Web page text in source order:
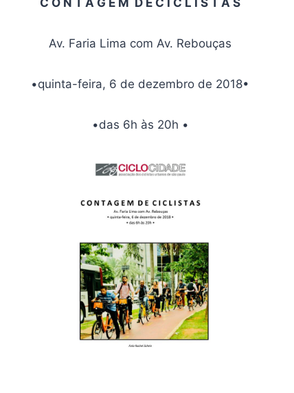
Av. Faria Lima com Av. Rebouças
•quinta-feira, 6 de dezembro de 2018•
•das 6h às 20h •